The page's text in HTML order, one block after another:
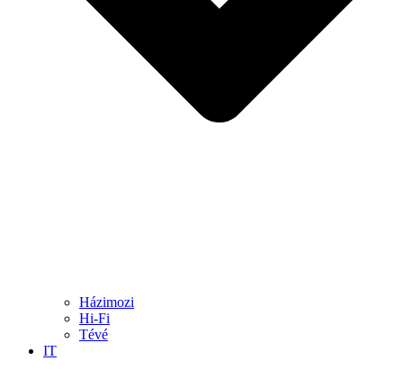
Házimozi
Hi-Fi
Tévé
IT